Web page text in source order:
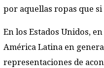
por aquellas ropas que
En los Estados Unidos,
América Latina en
representaciones de